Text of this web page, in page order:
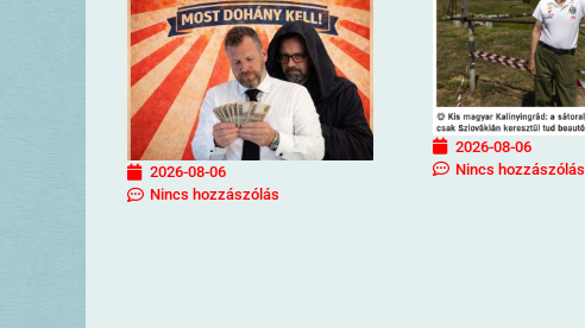
2026-08-06
Nincs hozzászólás
2026-08-06
Nincs hozzászólás